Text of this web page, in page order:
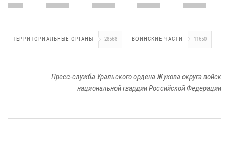
ТЕРРИТОРИАЛЬНЫЕ ОРГАНЫ 28568 ВОИНСКИЕ ЧАСТИ 11650
Пресс-служба Уральского ордена Жукова округа войск
национальной гвардии Российской Федерации